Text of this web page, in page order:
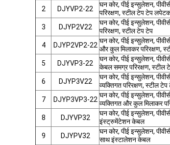
2
DJYVP2-22
घन कोर, पीई इन्सुलेशन,
परिरक्षण, स्टील टेप टेप
3
DJYP2V22
घन कोर, पीई इन्सुलेशन,
परिरक्षण, स्टील टेप टेप
4
DJYP2VP2-22
घन कोर, पीई इन्सुलेशन,
और कुल मिलाकर परिरक्षण,
5
DJYVP3-22
घन कोर, पीई इन्सुलेशन,
केबल समग्र परिरक्षण, स्टील
6
DJYP3V22
घन कोर, पीई इन्सुलेशन,
व्यक्तिगत परिरक्षण, स्टील टेप
7
DJYP3VP3-22
घन कोर, पीई इन्सुलेशन,
व्यक्तिगत और कुल मिलाकर
8
DJYVP32
घन कोर, पीई इन्सुलेशन,
इंस्ट्रुमेंटेशन केबल
9
DJYPV32
घन कोर, पीई इन्सुलेशन,
साथ इंस्टालेशन केबल